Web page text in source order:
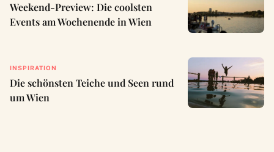
Weekend-Preview: Die coolsten
Events am Wochenende in Wien
INSPIRATION
Die schönsten Teiche und Seen rund
um Wien